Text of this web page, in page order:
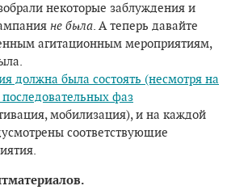
некоторые заблуждения и
не была. А теперь давайте
агитационным мероприятиям,
должна была состоять (несмотря на
фаз
мобилизация), и на каждой
соответствующие